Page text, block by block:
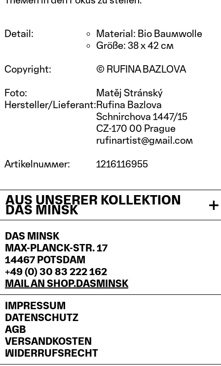
Detail:
Material: Bio Baumwolle
Größe: 38 x 42 cm
Copyright:
© RUFINA BAZLOVA
Foto:
Matěj Stránský
Hersteller/Lieferant:Rufina Bazlova
Schnirchova 1447/15
CZ-170 00 Prague
rufinartist@gmail.com
Artikelnummer:
1216116955
AUS UNSERER KOLLEKTION
DAS MINSK
DAS MINSK
MAX-PLANCK-STR. 17
14467 POTSDAM
+49 (0) 30 83 222 162
MAIL AN SHOP.DASMINSK
IMPRESSUM
DATENSCHUTZ
AGB
VERSANDKOSTEN
WIDERRUFSRECHT